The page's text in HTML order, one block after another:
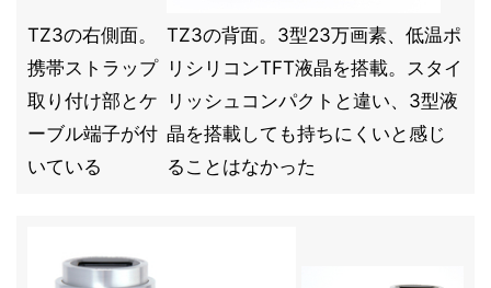
TZ3の右側面。
携帯ストラップ
取り付け部とケ
ーブル端子が付
いている
TZ3の背面。3型23万画素、低温ポ
リシリコンTFT液晶を搭載。スタイ
リッシュコンパクトと違い、3型液
晶を搭載しても持ちにくいと感じ
ることはなかった